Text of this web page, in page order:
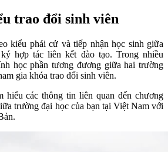
trao đổi sinh viên
kiểu phái cử và tiếp nhận học sinh giữa
hợp tác liên kết đào tạo. Trong nhiều
học phần tương đương giữa hai trường
gia khóa trao đổi sinh viên.
hiểu các thông tin liên quan đến chương
trường đại học của bạn tại Việt Nam với